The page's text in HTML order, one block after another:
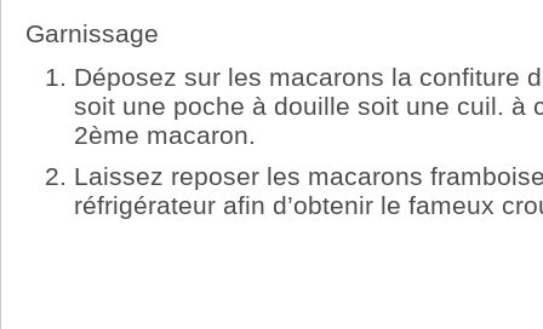
Garnissage
Déposez sur les macarons la confiture
soit une poche à douille soit une cuil. à
2ème macaron.
Laissez reposer les macarons
réfrigérateur afin d’obtenir le fameux